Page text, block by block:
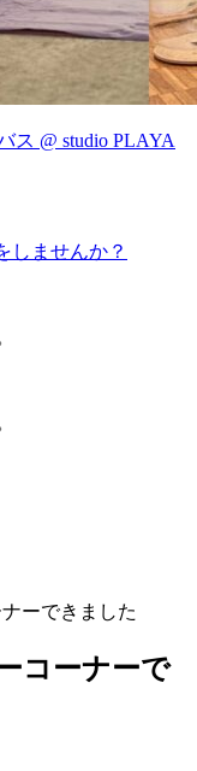
ス @ studio PLAYA
しませんか？
ーできました
コーナーで